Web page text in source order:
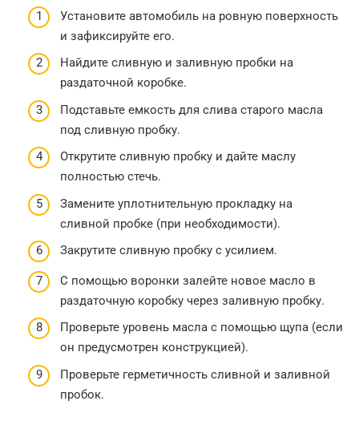
Установите автомобиль на ровную поверхность
и зафиксируйте его.
Найдите сливную и заливную пробки на
раздаточной коробке.
Подставьте емкость для слива старого масла
под сливную пробку.
Открутите сливную пробку и дайте маслу
полностью стечь.
Замените уплотнительную прокладку на
сливной пробке (при необходимости).
Закрутите сливную пробку с усилием.
С помощью воронки залейте новое масло в
раздаточную коробку через заливную пробку.
Проверьте уровень масла с помощью щупа (если
он предусмотрен конструкцией).
Проверьте герметичность сливной и заливной
пробок.